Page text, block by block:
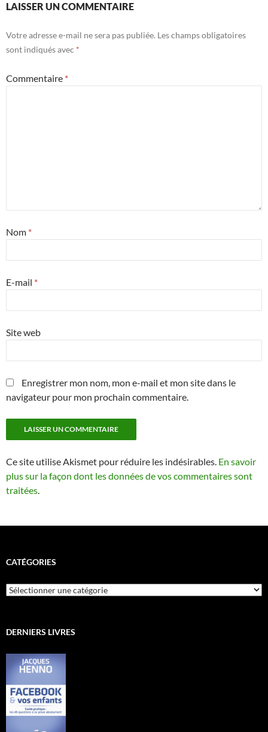
LAISSER UN COMMENTAIRE
Votre adresse e-mail ne sera pas publiée. Les champs obligatoires
sont indiqués avec *
Commentaire *
Nom *
E-mail *
Site web
Enregistrer mon nom, mon e-mail et mon site dans le
navigateur pour mon prochain commentaire.
Ce site utilise Akismet pour réduire les indésirables. En savoir
plus sur la façon dont les données de vos commentaires sont
traitées.
CATÉGORIES
Catégories
DERNIERS LIVRES